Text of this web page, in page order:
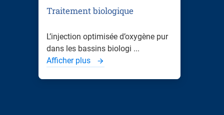
Traitement biologique
L’injection optimisée d’oxygène pur
dans les bassins biologi ...
Afficher plus